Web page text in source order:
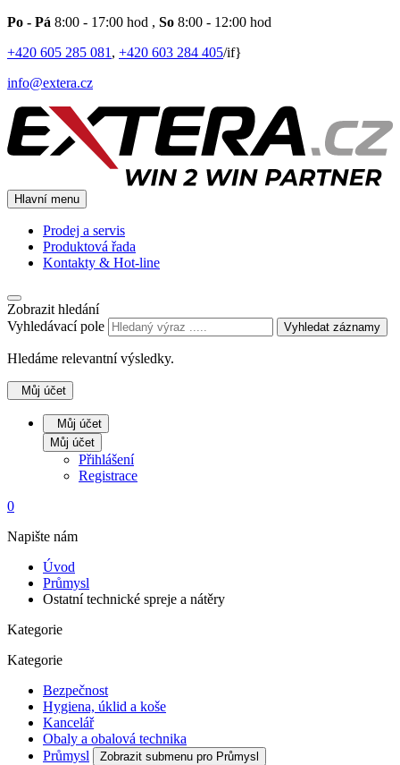
Po - Pá 8:00 - 17:00 hod , So 8:00 - 12:00 hod
+420 605 285 081 , +420 603 284 405/if}
info@extera.cz
Hlavní menu
Prodej a servis
Produktová řada
Kontakty & Hot-line
Zobrazit hledání
Vyhledávací pole
Vyhledat záznamy
Hledáme relevantní výsledky.
Můj účet
Můj účet
Můj účet
Přihlášení
Registrace
0
Napište nám
Úvod
Průmysl
Ostatní technické spreje a nátěry
Kategorie
Kategorie
Bezpečnost
Hygiena, úklid a koše
Kancelář
Obaly a obalová technika
Průmysl
Zobrazit submenu pro Průmysl